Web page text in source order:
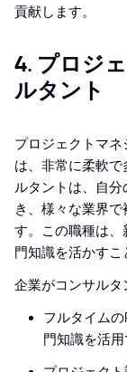
貢献します。
4. プロジ
ルタント
プロジェクトマ
は、非常に柔軟
ルタントは、自
き、様々な業界
す。この職種は
門知識を活かすこ
企業がコンサルタ
フルタイム
門知識を活用